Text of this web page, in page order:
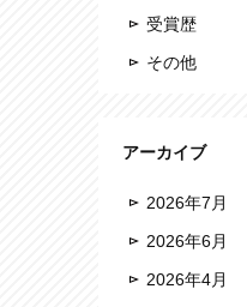
受賞歴
その他
アーカイブ
2026年7月
2026年6月
2026年4月